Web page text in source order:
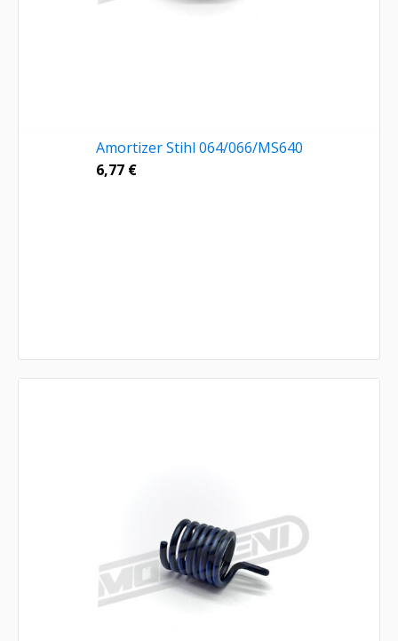
Amortizer Stihl 064/066/MS640
6,77 €